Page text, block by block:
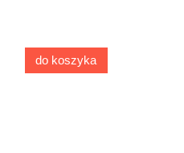
do koszyka